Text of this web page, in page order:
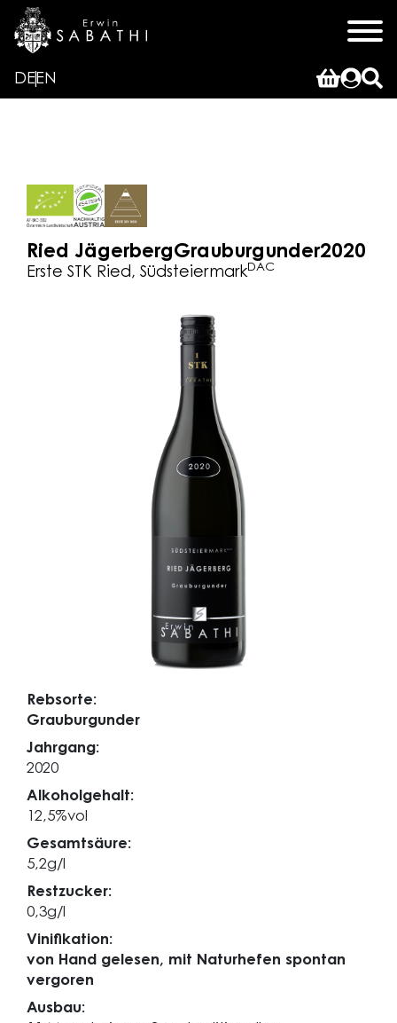
DEEN
Ried JägerbergGrauburgunder2020
Erste STK Ried, SüdsteiermarkDAC
Rebsorte:
Grauburgunder
Jahrgang:
2020
Alkoholgehalt:
12,5%vol
Gesamtsäure:
5,2g/l
Restzucker:
0,3g/l
Vinifikation:
von Hand gelesen, mit Naturhefen spontan
vergoren
Ausbau: